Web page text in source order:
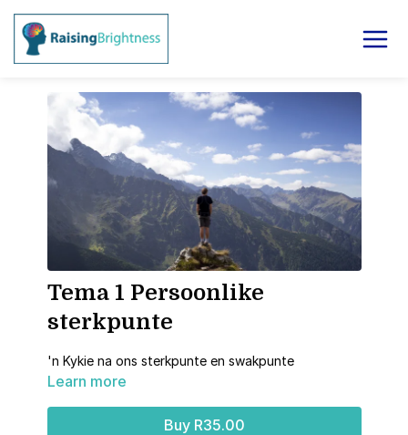
Tema 1 Persoonlike
sterkpunte
'n Kykie na ons sterkpunte en swakpunte
Learn more
Buy R35.00